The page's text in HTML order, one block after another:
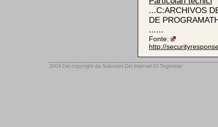
...C:ARCHIVOS
DE
......
Fonte:
http://
2004 Del copyright da Soluzioni Del Internet Di Tegtmeier